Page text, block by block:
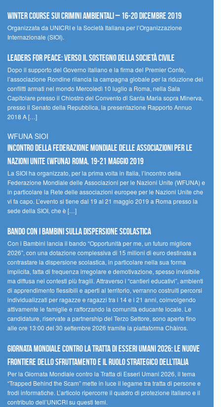
Winter Course sui Crimini Ambientali – 16-20 Dicembre 2019
Organizzata da UNICRI e la Società Italiana per l’Organizzazione
Internazionale (SIOI).
Leaders for peace: verso il sostegno della società civile
Dopo il supporto del Governo italiano e la firma del Premier Conte,
l’associazione Rondine rilancia la campagna globale per la riduzione dei
conflitti armati nel mondo Mercoledì 10 luglio a Roma, nella Sala
Capitolare presso il Chiostro del Convento di Santa Maria sopra Minerva,
presso il Senato della Repubblica, la presentazione Rapporto Annuo
2018 A […]
WFUNA SIOI
Incontro della Federazione Mondiale delle Associazioni per le
Nazioni Unite (WFUNA) Roma, 19-21 maggio 2019
La SIOI ha organizzato, per la prima volta in Italia, l’incontro della
Federazione Mondiale delle Associazioni per le Nazioni Unite (WFUNA) e
in particolare la Rete delle associazioni europee per le Nazioni Unite che
vi fa capo. L’evento si tiene dal 19 al 21 maggio 2019 a Roma presso la
sede della SIOI, che è […]
Bando Con i Bambini sulla dispersione scolastica
Con i Bambini lancia il bando “Opportunità per me, un futuro migliore
2026”, con una dotazione complessiva di 15 milioni di euro destinata a
contrastare la dispersione scolastica, in particolare nella sua forma
implicita, fatta di frequenza irregolare e demotivazione, spesso invisibile
ma diffusa nei contesti più fragili. Attraverso i “cantieri educativi”, ambienti
di apprendimento flessibili e aperti al territorio, verranno costruiti percorsi
individualizzati per ragazze e ragazzi tra i 14 e i 21 anni, coinvolgendo
attivamente le famiglie e rafforzando la comunità educante locale. Le
candidature, riservate a partnership del Terzo Settore, sono aperte fino
alle ore 13:00 del 30 settembre 2026 tramite la piattaforma Chàiros.
GIORNATA MONDIALE CONTRO LA TRATTA DI ESSERI UMANI 2026: LE NUOVE
FRONTIERE DELLO SFRUTTAMENTO E IL RUOLO STRATEGICO DELL’ITALIA
Per la Giornata Mondiale contro la Tratta di Esseri Umani 2026, il tema
“Trapped Behind the Scam” mette in luce il legame tra tratta di persone e
frodi informatiche. L’articolo ripercorre il quadro di protezione italiano e il
contributo dell’UNICRI su questi temi.